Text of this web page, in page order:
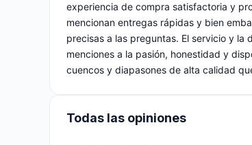
experiencia de compra satisfactoria y
mencionan entregas rápidas y bien
precisas a las preguntas. El servicio y
menciones a la pasión, honestidad y
cuencos y diapasones de alta calidad
Todas las opiniones